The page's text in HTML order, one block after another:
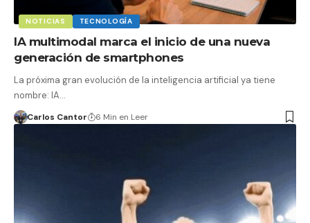
NOTICIAS TECNOLOGÍA
IA multimodal marca el inicio de una nueva
generación de smartphones
La próxima gran evolución de la inteligencia artificial ya tiene
nombre: IA…
Carlos Cantor 6 Min en Leer